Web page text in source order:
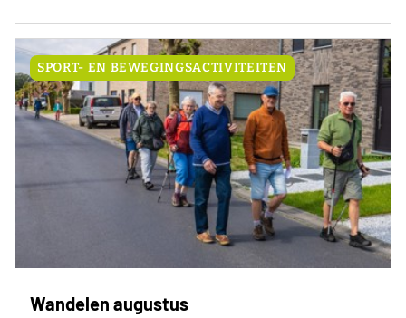
SPORT- EN BEWEGINGSACTIVITEITEN
Wandelen augustus